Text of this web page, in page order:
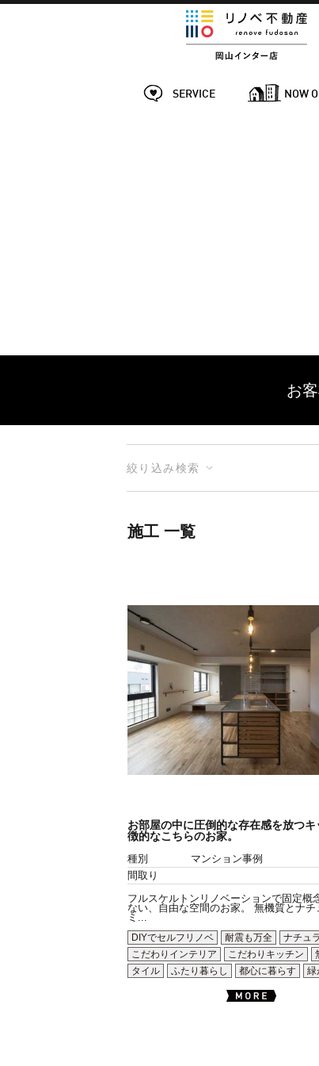
SERVICE NOW
お
絞り込み検索
施工 一覧
お部屋の中に圧倒的な存在感を放つキ
徴的なこちらのお家。
種別
マンション事例
間取り
フルスケルトンリノベーションで固定概
ない、自由な空間のお家。 無機質とナチ
ミ...
DIYでセルフリノベ
耐震も万全
ナチュ
こだわりインテリア
こだわりキッチン
タイル
ふたり暮らし 都心に暮らす 緑